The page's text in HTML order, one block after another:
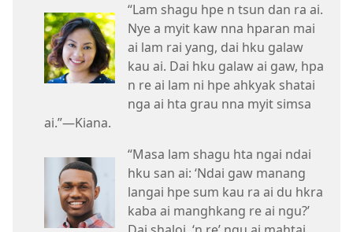
“Lam shagu hpe n tsun dan ra ai.
Nye a myit kaw nna hparan mai
ai lam rai yang, dai hku galaw
kau ai. Dai hku galaw ai gaw, hpa
n re ai lam ni hpe ahkyak shatai
nga ai hta grau nna myit simsa
ai.”​—Kiana.
“Masa lam shagu hta ngai ndai
hku san ai: ‘Ndai gaw manang
langai hpe sum kau ra ai du hkra
kaba ai manghkang re ai ngu?’